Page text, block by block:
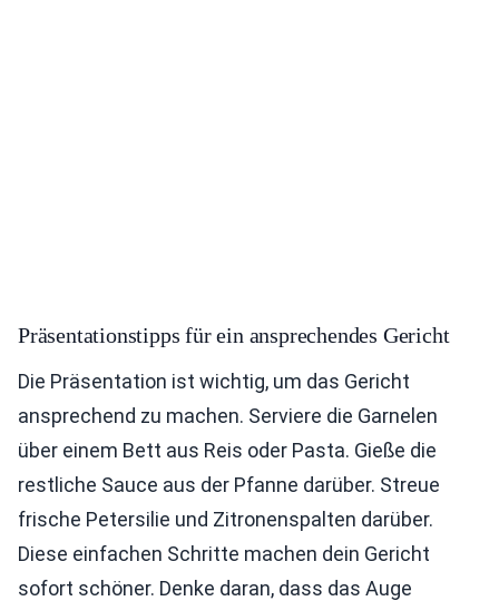
Präsentationstipps für ein ansprechendes Gericht
Die Präsentation ist wichtig, um das Gericht
ansprechend zu machen. Serviere die Garnelen
über einem Bett aus Reis oder Pasta. Gieße die
restliche Sauce aus der Pfanne darüber. Streue
frische Petersilie und Zitronenspalten darüber.
Diese einfachen Schritte machen dein Gericht
sofort schöner. Denke daran, dass das Auge